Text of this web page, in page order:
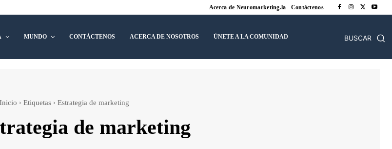
Acerca de Neuromarketing.la Contáctenos
MUNDO CONTÁCTENOS ACERCA DE NOSOTROS ÚNETE A LA COMUNIDAD BUSCAR
Inicio Etiquetas Estrategia de marketing
de marketing